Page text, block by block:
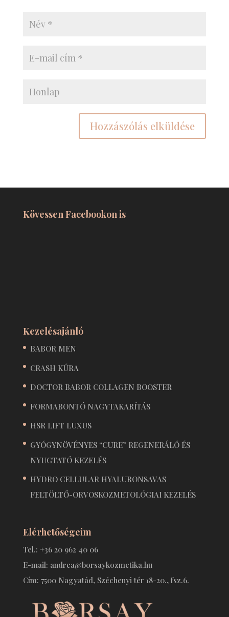
Kövessen Facebookon is
Kezelésajánló
BABOR MEN
CRASH KÚRA
DOCTOR BABOR COLLAGEN BOOSTER
FORMABONTÓ NAGYTAKARÍTÁS
HSR LIFT LUXUS
GYÓGYNÖVÉNYES “CURE” REGENERÁLÓ ÉS
NYUGTATÓ KEZELÉS
HYDRO CELLULAR HYALURONSAVAS
FELTÖLTŐ-ORVOSKOZMETOLÓGIAI KEZELÉS
Elérhetőségeim
Tel.: +36 20 962 40 06
E-mail: andrea@borsaykozmetika.hu
Cím: 7500 Nagyatád, Széchenyi tér 18-20., fsz.6.